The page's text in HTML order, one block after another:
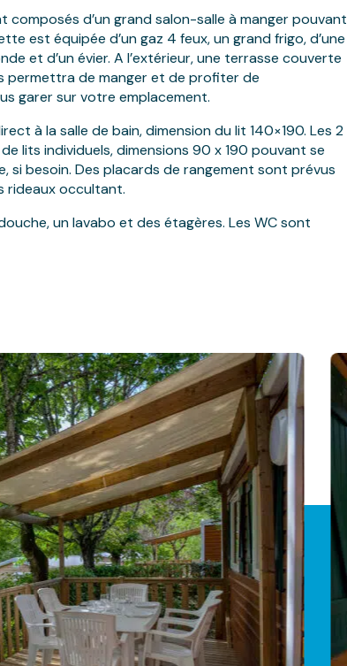
composés d’un grand salon-salle à manger pouvant
est équipée d’un gaz 4 feux, un grand frigo, d’une
et d’un évier. A l’extérieur, une terrasse couverte
permettra de manger et de profiter de
garer sur votre emplacement.
à la salle de bain, dimension du lit 140×190. Les 2
lits individuels, dimensions 90 x 190 pouvant se
si besoin. Des placards de rangement sont prévus
rideaux occultant.
un lavabo et des étagères. Les WC sont